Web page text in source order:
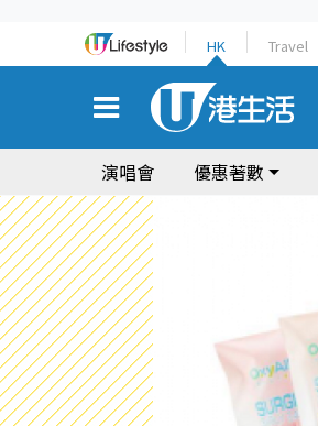
HK Travel
演唱會 優惠著數